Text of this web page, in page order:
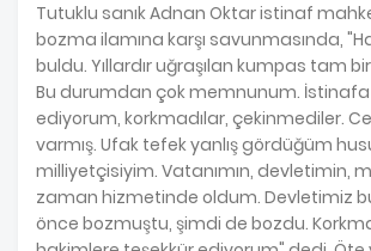
Tutuklu sanık Adnan Oktar istinaf
bozma ilamına karşı savunmasında,
buldu. Yıllardır uğraşılan kumpas tam
Bu durumdan çok memnunum.
ediyorum, korkmadılar, çekinmediler.
varmış. Ufak tefek yanlış gördüğüm
milliyetçisiyim. Vatanımın, devletimin,
zaman hizmetinde oldum. Devletimiz
önce bozmuştu, şimdi de bozdu.